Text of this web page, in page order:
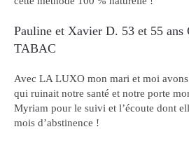
Pauline et Xavier D. 53 et 55 ans
TABAC
Avec LA LUXO mon mari et moi
qui ruinait notre santé et notre porte
Myriam pour le suivi et l’écoute dont
mois d’abstinence !